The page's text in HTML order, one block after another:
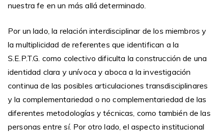
nuestra fe en un más allá determinado.
Por un lado, la relación interdisciplinar de los miembros y
la multiplicidad de referentes que identifican a la
S.E.P.T.G. como colectivo dificulta la construcción de una
identidad clara y unívoca y aboca a la investigación
continua de las posibles articulaciones transdisciplinares
y la complementariedad o no complementariedad de las
diferentes metodologías y técnicas, como también de las
personas entre sí. Por otro lado, el aspecto institucional